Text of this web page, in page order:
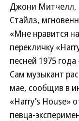
Джони Митчелл,
Стайлз,
«Мне нравится
перекличку
песней 1975
Сам музыкант
мае, сообщив в
«Harry’s House»
певца-